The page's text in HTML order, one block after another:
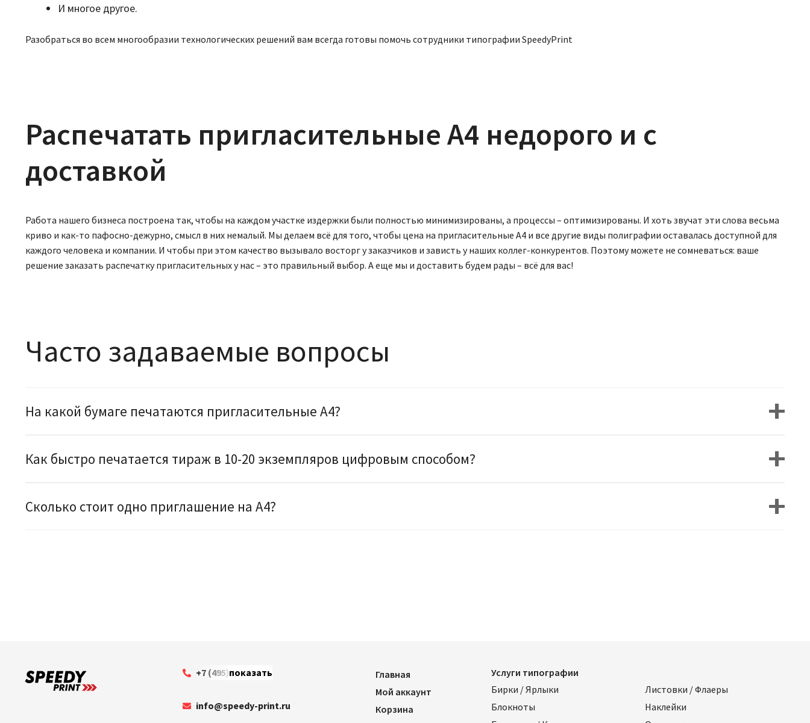
И многое другое.
Разобраться во всем многообразии технологических решений вам всегда готовы помочь сотрудники типографии SpeedyPrint
Распечатать пригласительные А4 недорого и с
доставкой
Работа нашего бизнеса построена так, чтобы на каждом участке издержки были полностью минимизированы, а процессы – оптимизированы. И хоть звучат эти слова весьма
криво и как-то пафосно-дежурно, смысл в них немалый. Мы делаем всё для того, чтобы цена на пригласительные А4 и все другие виды полиграфии оставалась доступной для
каждого человека и компании. И чтобы при этом качество вызывало восторг у заказчиков и зависть у наших коллег-конкурентов. Поэтому можете не сомневаться: ваше
решение заказать распечатку пригласительных у нас – это правильный выбор. А еще мы и доставить будем рады – всё для вас!
Часто задаваемые вопросы
На какой бумаге печатаются пригласительные А4?
Как быстро печатается тираж в 10-20 экземпляров цифровым способом?
Сколько стоит одно приглашение на А4?
+7 (495) 199-63-35
показать
info@speedy-print.ru
Главная
Мой аккаунт
Корзина
Услуги типографии
Бирки / Ярлыки
Блокноты
Листовки / Флаеры
Наклейки